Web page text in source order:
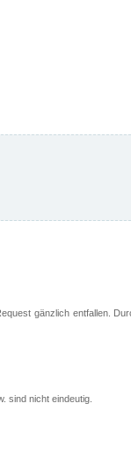
gänzlich entfallen.
sind nicht eindeutig.